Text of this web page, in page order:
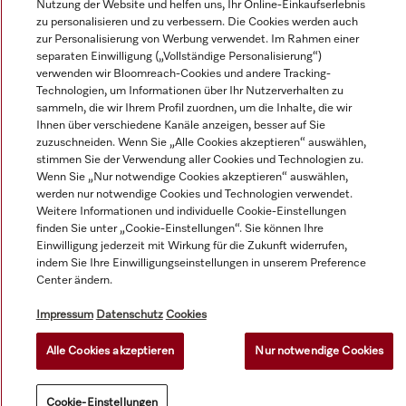
© Miele & Cie. KG.
Nutzung der Website und helfen uns, Ihr Online-Einkaufserlebnis
zu personalisieren und zu verbessern. Die Cookies werden auch
zur Personalisierung von Werbung verwendet. Im Rahmen einer
separaten Einwilligung („Vollständige Personalisierung“)
verwenden wir Bloomreach-Cookies und andere Tracking-
Technologien, um Informationen über Ihr Nutzerverhalten zu
sammeln, die wir Ihrem Profil zuordnen, um die Inhalte, die wir
Ihnen über verschiedene Kanäle anzeigen, besser auf Sie
zuzuschneiden. Wenn Sie „Alle Cookies akzeptieren“ auswählen,
stimmen Sie der Verwendung aller Cookies und Technologien zu.
Wenn Sie „Nur notwendige Cookies akzeptieren“ auswählen,
werden nur notwendige Cookies und Technologien verwendet.
Weitere Informationen und individuelle Cookie-Einstellungen
finden Sie unter „Cookie-Einstellungen“. Sie können Ihre
Einwilligung jederzeit mit Wirkung für die Zukunft widerrufen,
indem Sie Ihre Einwilligungseinstellungen in unserem Preference
Center ändern.
Impressum Datenschutz Cookies
Alle Cookies akzeptieren Nur notwendige Cookies
Cookie-Einstellungen